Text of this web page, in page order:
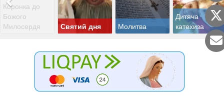
Коронка до
Божого
Милосердя
Святий дня Молитва
Дитяча
катехиза